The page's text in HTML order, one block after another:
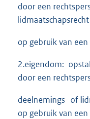
door een
op gebruik van
2.eigendom:
door een
deelnemings- of
op gebruik van